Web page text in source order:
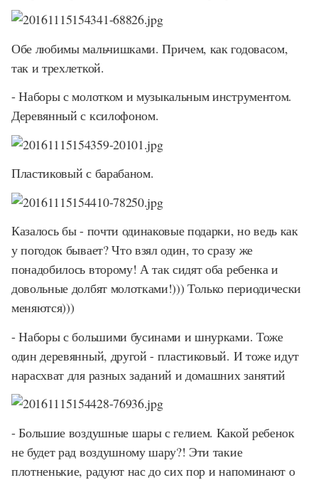
Обе любимы мальчишками. Причем, как годовасом,
так и трехлеткой.
- Наборы с молотком и музыкальным инструментом.
Деревянный с ксилофоном.
Пластиковый с барабаном.
Казалось бы - почти одинаковые подарки, но ведь как
у погодок бывает? Что взял один, то сразу же
понадобилось второму! А так сидят оба ребенка и
довольные долбят молотками!))) Только периодически
меняются)))
- Наборы с большими бусинами и шнурками. Тоже
один деревянный, другой - пластиковый. И тоже идут
нарасхват для разных заданий и домашних занятий
- Большие воздушные шары с гелием. Какой ребенок
не будет рад воздушному шару?! Эти такие
плотненькие, радуют нас до сих пор и напоминают о